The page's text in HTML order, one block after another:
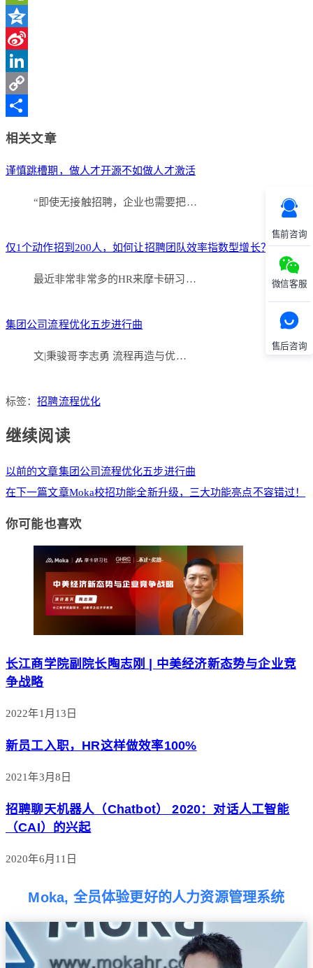
售前咨询
微信客服
售后咨询
WeChat
Qzone
Sina
Weibo
LinkedIn
Copy
相关文章
谨慎跳槽期，做人才开源不如做人才激活
“即使无接触招聘，企业也需要把…
仅1个动作招到200人，如何让招聘团队效率指数型增长？
最近非常非常多的HR来摩卡研习…
集团公司流程优化五步进行曲
文|秉骏哥李志勇 流程再造与优…
标签：招聘流程优化
继续阅读
以前的文章集团公司流程优化五步进行曲
在下一篇文章Moka校招功能全新升级，三大功能亮点不容错过！
你可能也喜欢
长江商学院副院长陶志刚 | 中美经济新态势与企业竞
争战略
2022年1月13日
新员工入职，HR这样做效率100%
2021年3月8日
招聘聊天机器人（Chatbot） 2020：对话人工智能
（CAI）的兴起
2020年6月11日
Moka, 全员体验更好的人力资源管理系统